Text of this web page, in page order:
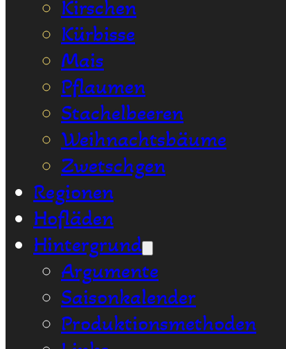
Kirschen
Kürbisse
Mais
Pflaumen
Stachelbeeren
Weihnachtsbäume
Zwetschgen
Regionen
Hofläden
Hintergrund
Argumente
Saisonkalender
Produktionsmethoden